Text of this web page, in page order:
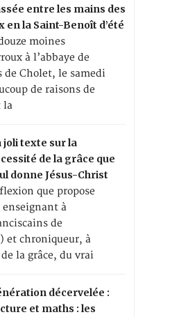
entre les mains des
en la Saint-Benoît d’été
moines
à l’abbaye de
Cholet, le samedi
de raisons de
la
joli texte sur la
de la grâce que
donne Jésus-Christ
que propose
à
de
et chroniqueur, à
la grâce, du vrai
décervelée :
et maths : les